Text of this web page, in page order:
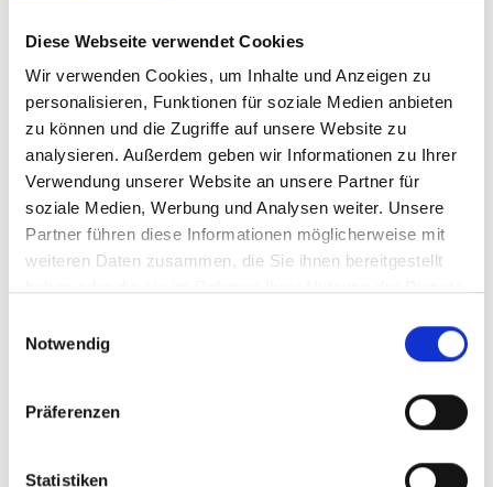
Diese Webseite verwendet Cookies
Wir verwenden Cookies, um Inhalte und Anzeigen zu
personalisieren, Funktionen für soziale Medien anbieten
zu können und die Zugriffe auf unsere Website zu
analysieren. Außerdem geben wir Informationen zu Ihrer
Verwendung unserer Website an unsere Partner für
soziale Medien, Werbung und Analysen weiter. Unsere
Partner führen diese Informationen möglicherweise mit
weiteren Daten zusammen, die Sie ihnen bereitgestellt
Notwendig
Präferenzen
Statistiken
Produktnummer:
AS-MCP-310-48001-0N
EAN:
672042039197
Hersteller-Nr.:
MCP-310-48001-0N
Hersteller:
SUPERMICRO
Verfügbarkeit:
Nicht lagernd
Lieferzeit:
Nicht mehr verfügbar
Beschreibung